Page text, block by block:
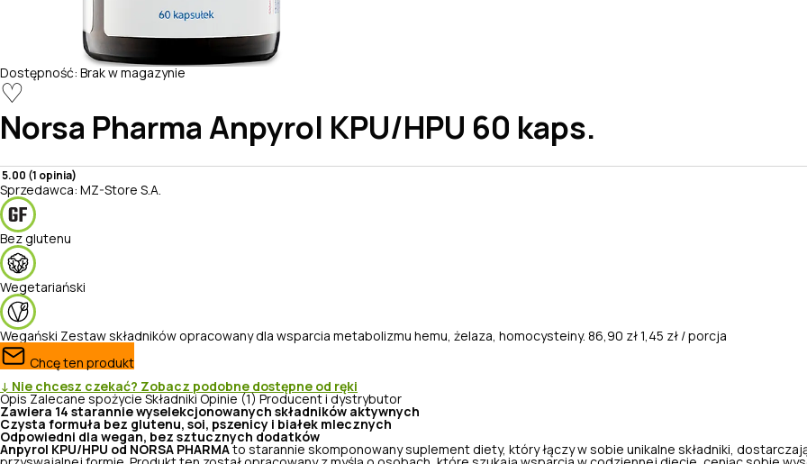
Dostępność: Brak w magazynie
♡
Norsa Pharma Anpyrol KPU/HPU 60 kaps.
5.00 (1 opinia)
Sprzedawca: MZ-Store S.A.
Bez glutenu
Wegetariański
Wegański Zestaw składników opracowany dla wsparcia metabolizmu hemu, żelaza, homocysteiny. 86,90 zł 1,45 zł / porcja
Chcę ten produkt
↓ Nie chcesz czekać? Zobacz podobne dostępne od ręki
Opis Zalecane spożycie Składniki Opinie (1) Producent i dystrybutor
Zawiera 14 starannie wyselekcjonowanych składników aktywnych
Czysta formuła bez glutenu, soi, pszenicy i białek mlecznych
Odpowiedni dla wegan, bez sztucznych dodatków
Anpyrol KPU/HPU od NORSA PHARMA to starannie skomponowany suplement diety, który łączy w sobie unikalne składniki,